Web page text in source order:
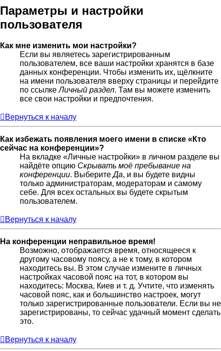
Параметры и настройки
пользователя
Как мне изменить мои настройки?
Если вы являетесь зарегистрированным
пользователем, все ваши настройки хранятся в базе
данных конференции. Чтобы изменить их, щёлкните
на имени пользователя вверху страницы и перейдите
по ссылкеЛичный раздел. Там вы можете изменить
все свои настройки и предпочтения.
Вернуться к началу
Как избежать появления моего имени в списке «Кто
сейчас на конференции»?
На вкладке «Личные настройки» в личном разделе вы
найдёте опцию Скрывать моё пребывание на
конференции. ВыберитеДа, и вы будете видны
только администраторам, модераторам и самому
себе. Для всех остальных вы будете скрытым
пользователем.
Вернуться к началу
На конференции неправильное время!
Возможно, отображается время, относящееся к
другому часовому поясу, а не к тому, в котором
находитесь вы. В этом случае измените в личных
настройках часовой пояс на тот, в котором вы
находитесь: Москва, Киев и т. д. Учтите, что изменять
часовой пояс, как и большинство настроек, могут
только зарегистрированные пользователи. Если вы не
зарегистрированы, то сейчас удачный момент сделать
это.
Вернуться к началу